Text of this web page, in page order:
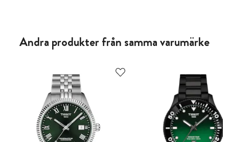
Andra produkter från samma varumärke